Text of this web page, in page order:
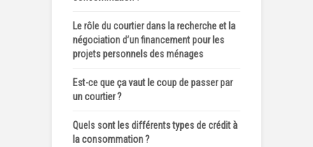
Le rôle du courtier dans la recherche et la
négociation d’un financement pour les
projets personnels des ménages
Est-ce que ça vaut le coup de passer par
un courtier ?
Quels sont les différents types de crédit à
la consommation ?